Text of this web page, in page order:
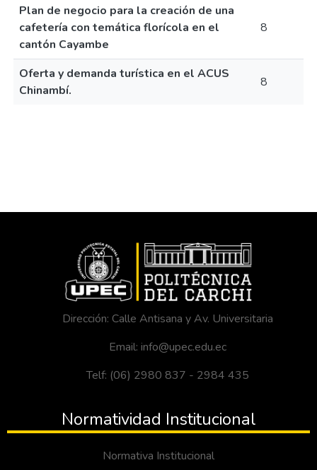
Plan de negocio para la creación de una
cafetería con temática florícola en el
cantón Cayambe
8
Oferta y demanda turística en el ACUS
Chinambí.
8
Dirección: Calle Antisana y Av. Universitaria
Email: info@upec.edu.ec
Telf: (06) 2980 837 - 2984 435
Normatividad Institucional
Normativa Institucional